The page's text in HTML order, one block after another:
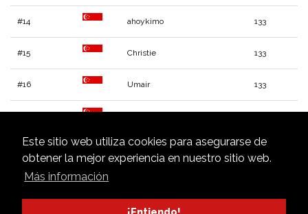
Este sitio web utiliza cookies para asegurarse de
obtener la mejor experiencia en nuestro sitio web.
Más información
#14 ahoykimo 133
#15 Christie 133
#16 Umair 133
#18 WY 133
#19
floppy